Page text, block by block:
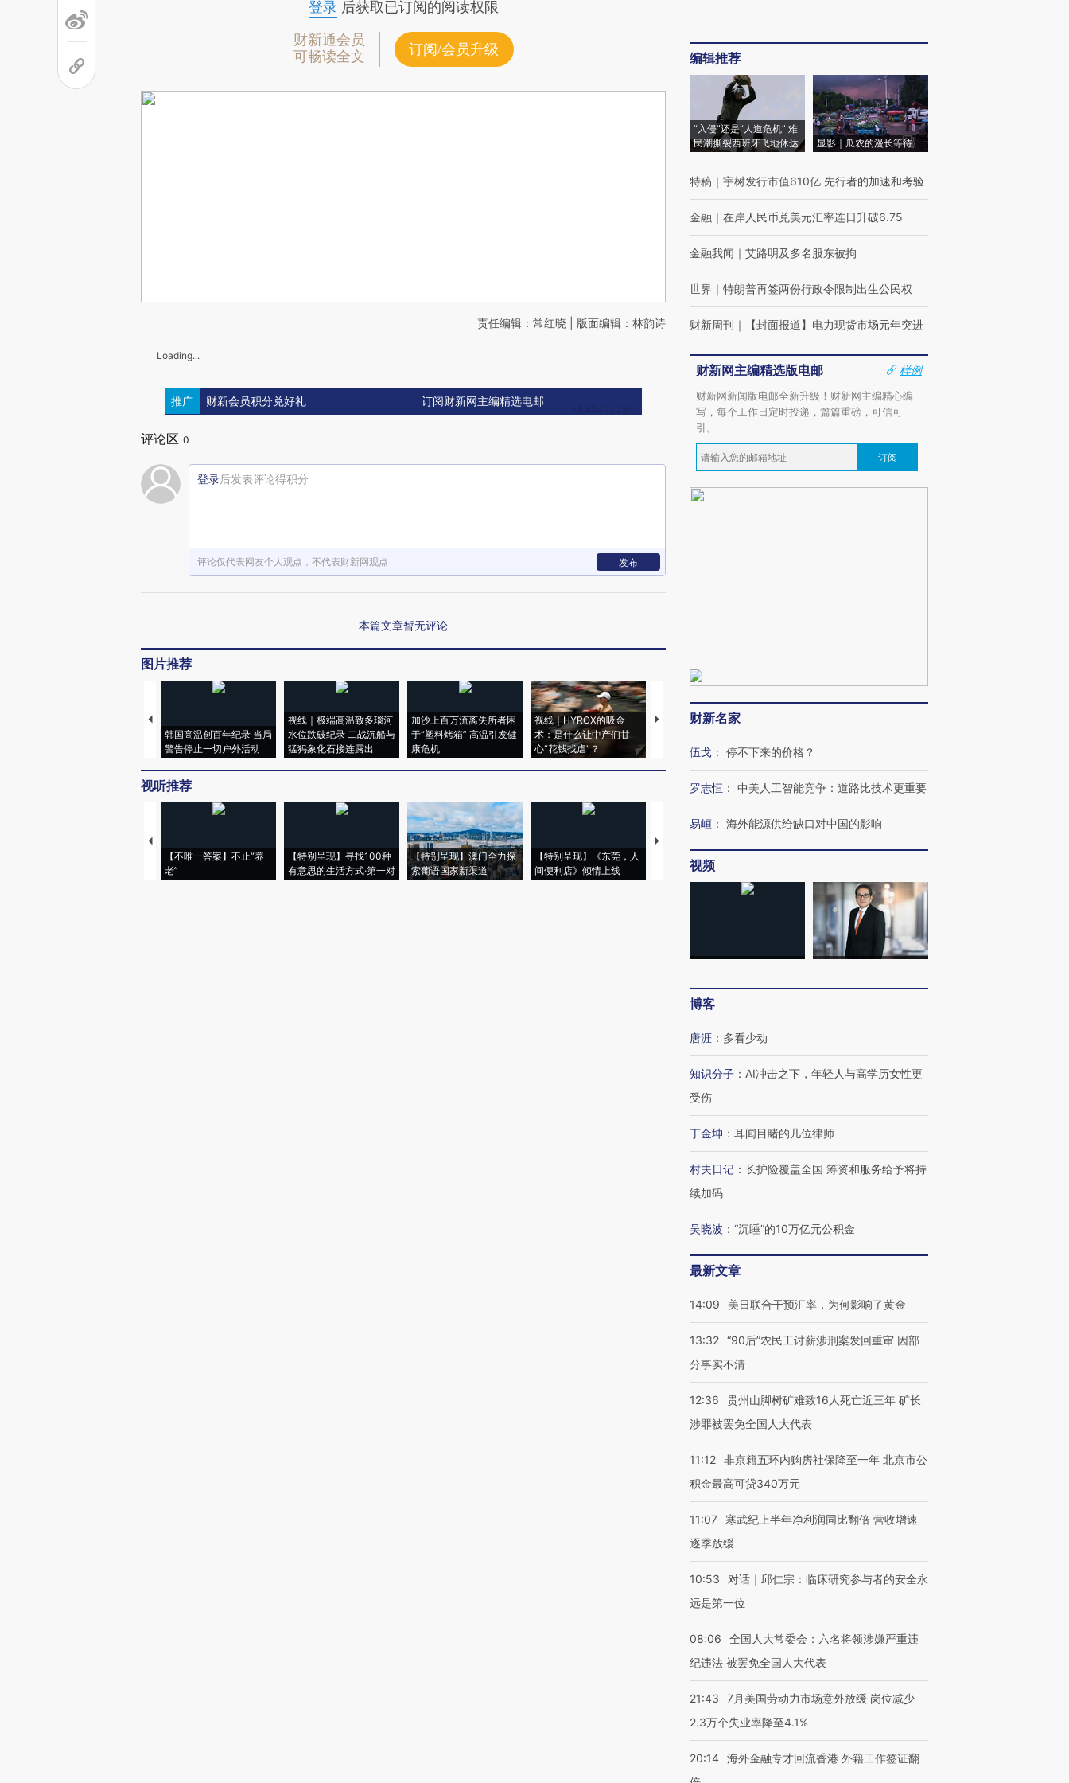
登录后获取已订阅的阅读权限
财新通会员
可畅读全文
订阅/会员升级
责任编辑：常红晓 | 版面编辑：林韵诗
Loading...
推广 财新会员积分兑好礼 订阅财新网主编精选电邮
评论区 0
登录后发表评论得积分
评论仅代表网友个人观点，不代表财新网观点 发布
本篇文章暂无评论
图片推荐
韩国高温创百年纪录 当局
警告停止一切户外活动
视线｜极端高温致多瑙河
水位跌破纪录 二战沉船与
猛犸象化石接连露出
加沙上百万流离失所者困
于“塑料烤箱” 高温引发健
康危机
视线｜HYROX的吸金
术：是什么让中产们甘
心“花钱找虐”？
马航飞行员跨国走私7万
育部长拱下台
视听推荐
【不唯一答案】不止“养
老”
【特别呈现】寻找100种
有意思的生活方式·第一对
【特别呈现】澳门全力探
索葡语国家新渠道
【特别呈现】《东莞，人
间便利店》倾情上线
【推广】走进第四届链博
会，让数智科技“链”接产
编辑推荐
“入侵”还是“人道危机” 难
民潮撕裂西班牙飞地休达
显影｜瓜农的漫长等待
特稿 ｜ 宇树发行市值610亿 先行者的加速和考验
金融 ｜ 在岸人民币兑美元汇率连日升破6.75
金融我闻 ｜ 艾路明及多名股东被拘
世界 ｜ 特朗普再签两份行政令限制出生公民权
财新周刊 ｜ 【封面报道】电力现货市场元年突进
财新网主编精选版电邮
样例
财新网新闻版电邮全新升级！财新网主编精心编
写，每个工作日定时投递，篇篇重磅，可信可
引。
订阅
财新名家
伍戈 ： 停不下来的价格？
罗志恒 ： 中美人工智能竞争：道路比技术更重要
易峘 ： 海外能源供给缺口对中国的影响
视频
博客
唐涯 ： 多看少动
知识分子 ： AI冲击之下，年轻人与高学历女性更
受伤
丁金坤 ： 耳闻目睹的几位律师
村夫日记 ： 长护险覆盖全国 筹资和服务给予将持
续加码
吴晓波 ： “沉睡”的10万亿元公积金
最新文章
14:09 美日联合干预汇率，为何影响了黄金
13:32 “90后”农民工讨薪涉刑案发回重审 因部
分事实不清
12:36
贵州山脚树矿难致16人死亡近三年 矿长
涉罪被罢免全国人大代表
11:12 非京籍五环内购房社保降至一年 北京市公
积金最高可贷340万元
11:07
寒武纪上半年净利润同比翻倍 营收增速
逐季放缓
10:53
对话｜邱仁宗：临床研究参与者的安全永
远是第一位
08:06
全国人大常委会：六名将领涉嫌严重违
纪违法 被罢免全国人大代表
21:43
7月美国劳动力市场意外放缓 岗位减少
2.3万个失业率降至4.1%
20:14 海外金融专才回流香港 外籍工作签证翻